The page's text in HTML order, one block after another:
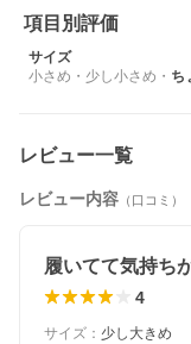
項目別評価
サイズ
小さめ ・ 少し小さめ ・ ち
レビュー一覧
レビュー内容 （口コミ）
履いてて気持ち
4
サイズ ： 少し大きめ